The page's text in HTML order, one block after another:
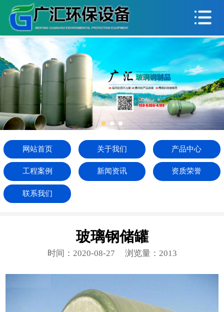
关于我们
产品中心
工程案例
新闻资讯
资质荣誉
联系我们
网站首页 关于我们 产品中心
工程案例 新闻资讯 资质荣誉
联系我们
玻璃钢储罐
时间：2020-08-27 浏览量：2013